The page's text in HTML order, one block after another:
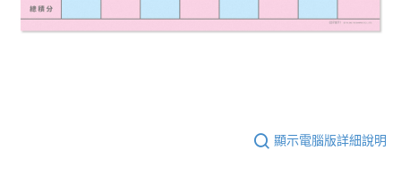
顯示電腦版詳細說明